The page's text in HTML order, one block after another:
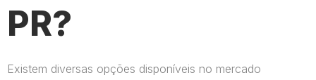
PR?
Existem diversas opções disponíveis no mercado